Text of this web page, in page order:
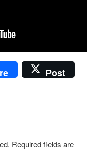
Post
Required fields are